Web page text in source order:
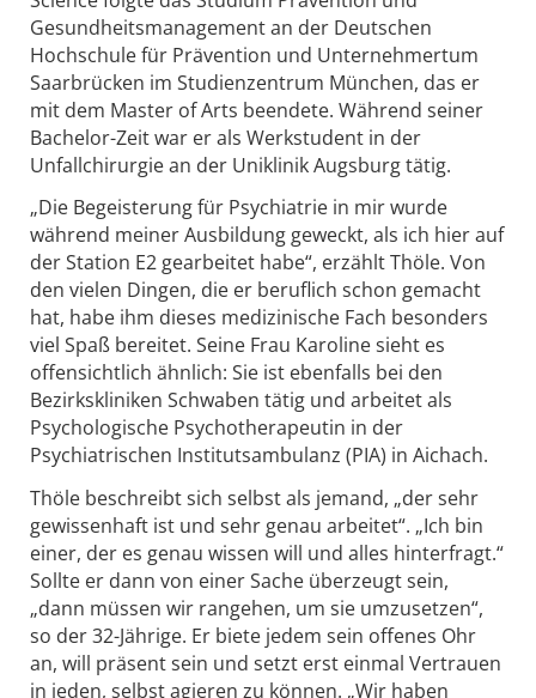
Gesundheitsmanagement an der Deutschen
Hochschule für Prävention und Unternehmertum
Saarbrücken im Studienzentrum München, das er
mit dem Master of Arts beendete. Während seiner
Bachelor-Zeit war er als Werkstudent in der
Unfallchirurgie an der Uniklinik Augsburg tätig.
„Die Begeisterung für Psychiatrie in mir wurde
während meiner Ausbildung geweckt, als ich hier auf
der Station E2 gearbeitet habe“, erzählt Thöle. Von
den vielen Dingen, die er beruflich schon gemacht
hat, habe ihm dieses medizinische Fach besonders
viel Spaß bereitet. Seine Frau Karoline sieht es
offensichtlich ähnlich: Sie ist ebenfalls bei den
Bezirkskliniken Schwaben tätig und arbeitet als
Psychologische Psychotherapeutin in der
Psychiatrischen Institutsambulanz (PIA) in Aichach.
Thöle beschreibt sich selbst als jemand, „der sehr
gewissenhaft ist und sehr genau arbeitet“. „Ich bin
einer, der es genau wissen will und alles hinterfragt.“
Sollte er dann von einer Sache überzeugt sein,
„dann müssen wir rangehen, um sie umzusetzen“,
so der 32-Jährige. Er biete jedem sein offenes Ohr
an, will präsent sein und setzt erst einmal Vertrauen
in jeden, selbst agieren zu können. „Wir haben